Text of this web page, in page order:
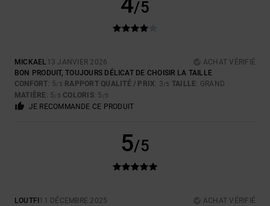
/5
MICKAEL 13 JANVIER 2026
ACHAT VÉRIFIÉ
BON PRODUIT, TOUJOURS DÉLICAT DE CHOISIR LA TAILLE
CONFORT: 5/5 RAPPORT QUALITÉ / PRIX: 3/5 TAILLE: GRAND
MATIÈRE : 5/5 COLORIS: 5 /5
JE RECOMMANDE CE PRODUIT
5/5
LOUTFI 11 DÉCEMBRE 2025
ACHAT VÉRIFIÉ